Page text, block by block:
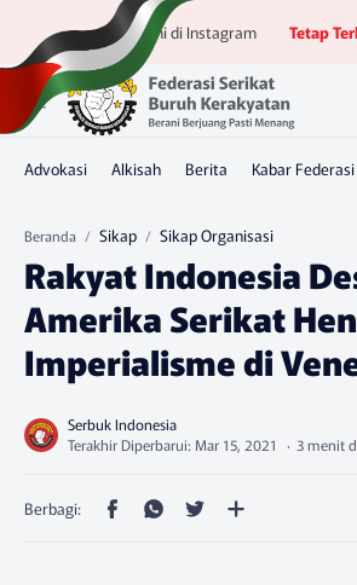
Ikuti kami di Instagram Tetap
Beranda Sikap Sikap Organisasi
Rakyat Indonesia
Amerika Serikat
Imperialisme di
3 menit